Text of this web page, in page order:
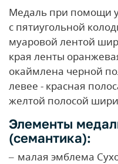
Медаль при помощи
с пятиугольной
муаровой лентой
края ленты
окаймлена черной
левее - красная
желтой полосой
Элементы
(семантика):
малая эмблема